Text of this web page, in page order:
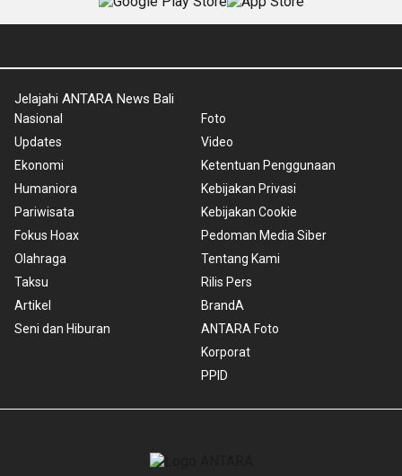
Jelajahi ANTARA News Bali
Nasional
Updates
Ekonomi
Humaniora
Pariwisata
Fokus Hoax
Olahraga
Taksu
Artikel
Seni dan Hiburan
Foto
Video
Ketentuan Penggunaan
Kebijakan Privasi
Kebijakan Cookie
Pedoman Media Siber
Tentang Kami
Rilis Pers
BrandA
ANTARA Foto
Korporat
PPID